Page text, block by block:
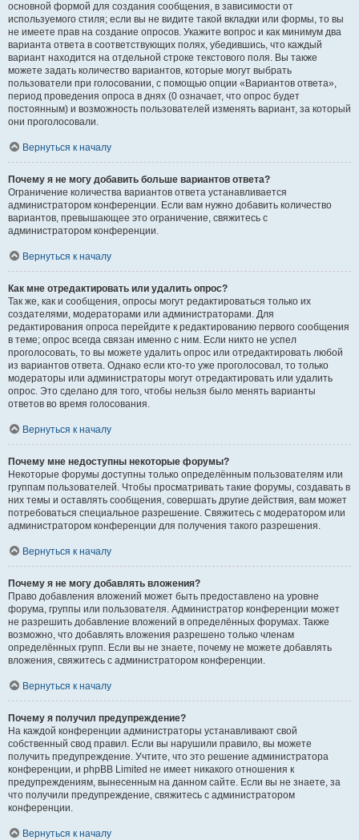
основной формой для создания сообщения, в зависимости от
используемого стиля; если вы не видите такой вкладки или формы, то вы
не имеете прав на создание опросов. Укажите вопрос и как минимум два
варианта ответа в соответствующих полях, убедившись, что каждый
вариант находится на отдельной строке текстового поля. Вы также
можете задать количество вариантов, которые могут выбрать
пользователи при голосовании, с помощью опции «Вариантов ответа»,
период проведения опроса в днях (0 означает, что опрос будет
постоянным) и возможность пользователей изменять вариант, за который
они проголосовали.
Вернуться к началу
Почему я не могу добавить больше вариантов ответа?
Ограничение количества вариантов ответа устанавливается
администратором конференции. Если вам нужно добавить количество
вариантов, превышающее это ограничение, свяжитесь с
администратором конференции.
Вернуться к началу
Как мне отредактировать или удалить опрос?
Так же, как и сообщения, опросы могут редактироваться только их
создателями, модераторами или администраторами. Для
редактирования опроса перейдите к редактированию первого сообщения
в теме; опрос всегда связан именно с ним. Если никто не успел
проголосовать, то вы можете удалить опрос или отредактировать любой
из вариантов ответа. Однако если кто-то уже проголосовал, то только
модераторы или администраторы могут отредактировать или удалить
опрос. Это сделано для того, чтобы нельзя было менять варианты
ответов во время голосования.
Вернуться к началу
Почему мне недоступны некоторые форумы?
Некоторые форумы доступны только определённым пользователям или
группам пользователей. Чтобы просматривать такие форумы, создавать в
них темы и оставлять сообщения, совершать другие действия, вам может
потребоваться специальное разрешение. Свяжитесь с модератором или
администратором конференции для получения такого разрешения.
Вернуться к началу
Почему я не могу добавлять вложения?
Право добавления вложений может быть предоставлено на уровне
форума, группы или пользователя. Администратор конференции может
не разрешить добавление вложений в определённых форумах. Также
возможно, что добавлять вложения разрешено только членам
определённых групп. Если вы не знаете, почему не можете добавлять
вложения, свяжитесь с администратором конференции.
Вернуться к началу
Почему я получил предупреждение?
На каждой конференции администраторы устанавливают свой
собственный свод правил. Если вы нарушили правило, вы можете
получить предупреждение. Учтите, что это решение администратора
конференции, и phpBB Limited не имеет никакого отношения к
предупреждениям, вынесенным на данном сайте. Если вы не знаете, за
что получили предупреждение, свяжитесь с администратором
конференции.
Вернуться к началу